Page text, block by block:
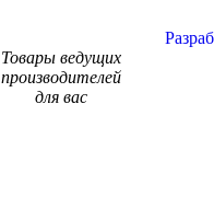
Товары ведущих
производителей
для вас